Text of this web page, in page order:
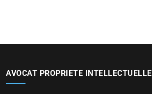
AVOCAT PROPRIETE INTELLECTUELLE